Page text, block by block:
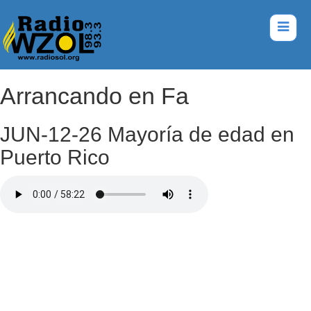
Arrancando en Fa
JUN-12-26 Mayoría de edad en
Puerto Rico